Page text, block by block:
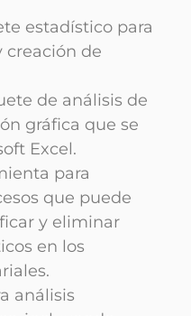
estadístico para
creación de
de análisis de
gráfica que se
Excel.
para
que puede
y eliminar
en los
análisis